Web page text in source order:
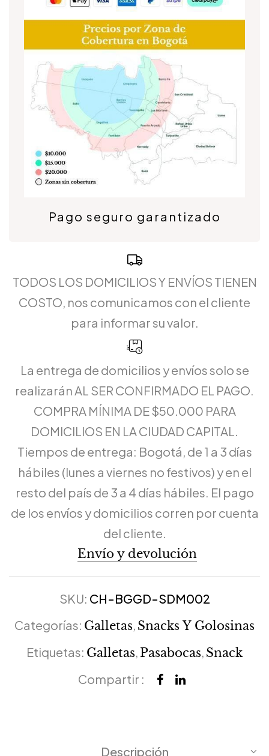
Pago seguro garantizado
TODOS LOS DOMICILIOS Y ENVÍOS TIENEN
COSTO, nos comunicamos con el cliente
para informar su valor.
La entrega de domicilios y envíos solo se
realizarán AL SER CONFIRMADO EL PAGO.
COMPRA MÍNIMA DE $50.000 PARA
DOMICILIOS EN LA CIUDAD CAPITAL.
Tiempos de entrega: Bogotá, de 1 a 3 días
hábiles (lunes a viernes no festivos) y en el
resto del país de 3 a 4 días hábiles. El pago
de los envíos y domicilios corren por cuenta
del cliente.
Envío y devolución
SKU: CH-BGGD-SDM002
Categorías: Galletas Snacks Y Golosinas
Etiquetas: Galletas Pasabocas Snack
Compartir :
Descripción